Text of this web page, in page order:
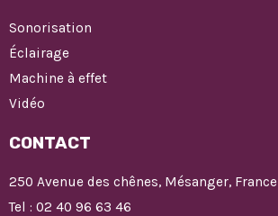
Sonorisation
Éclairage
Machine à effet
Vidéo
CONTACT
250 Avenue des chênes, Mésanger, France
Tel : 02 40 96 63 46